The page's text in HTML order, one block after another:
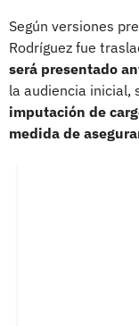
Según versiones
Rodríguez fue
será presentado
la audiencia inicial,
imputación de
medida de